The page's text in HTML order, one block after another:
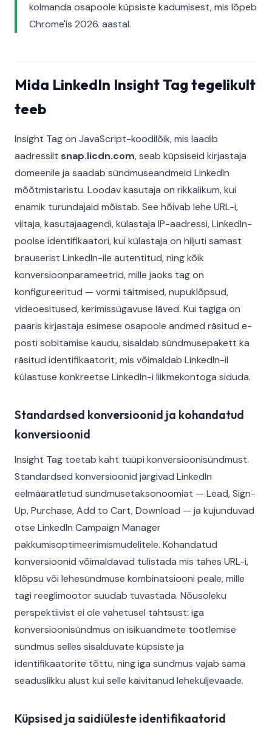
kolmanda osapoole küpsiste kadumisest, mis lõpeb
Chrome'is 2026. aastal.
Mida LinkedIn Insight Tag tegelikult
teeb
Insight Tag on JavaScript-koodilõik, mis laadib
aadressilt snap.licdn.com, seab küpsiseid kirjastaja
domeenile ja saadab sündmuseandmeid LinkedIn
mõõtmistaristu. Loodav kasutaja on rikkalikum, kui
enamik turundajaid mõistab. See hõivab lehe URL-i,
viitaja, kasutajaagendi, külastaja IP-aadressi, LinkedIn-
poolse identifikaatori, kui külastaja on hiljuti samast
brauserist LinkedIn-ile autentitud, ning kõik
konversioonparameetrid, mille jaoks tag on
konfigureeritud — vormi täitmised, nupuklõpsud,
videoesitused, kerimissügavuse läved. Kui tagiga on
paaris kirjastaja esimese osapoole andmed räsitud e-
posti sobitamise kaudu, sisaldab sündmusepakett ka
räsitud identifikaatorit, mis võimaldab LinkedIn-il
külastuse konkreetse LinkedIn-i liikmekontoga siduda.
Standardsed konversioonid ja kohandatud
konversioonid
Insight Tag toetab kaht tüüpi konversioonisündmust.
Standardsed konversioonid järgivad LinkedIn
eelmääratletud sündmusetaksonoomiat — Lead, Sign-
Up, Purchase, Add to Cart, Download — ja kujunduvad
otse LinkedIn Campaign Manager
pakkumisoptimeerimismudelitele. Kohandatud
konversioonid võimaldavad tulistada mis tahes URL-i,
klõpsu või lehesündmuse kombinatsiooni peale, mille
tagi reeglimootor suudab tuvastada. Nõusoleku
perspektiivist ei ole vahetusel tähtsust: iga
konversioonisündmus on isikuandmete töötlemise
sündmus selles sisalduvate küpsiste ja
identifikaatorite tõttu, ning iga sündmus vajab sama
seaduslikku alust kui selle käivitanud leheküljevaade.
Küpsised ja saidiüleste identifikaatorid